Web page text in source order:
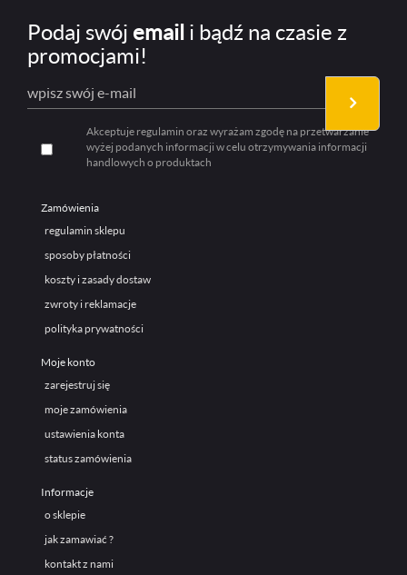
Podaj swój email i bądź na czasie z
promocjami!
Akceptuje regulamin oraz wyrażam zgodę na przetwarzanie
wyżej podanych informacji w celu otrzymywania informacji
handlowych o produktach
Zamówienia
regulamin sklepu
sposoby płatności
koszty i zasady dostaw
zwroty i reklamacje
polityka prywatności
Moje konto
zarejestruj się
moje zamówienia
ustawienia konta
status zamówienia
Informacje
o sklepie
jak zamawiać ?
kontakt z nami